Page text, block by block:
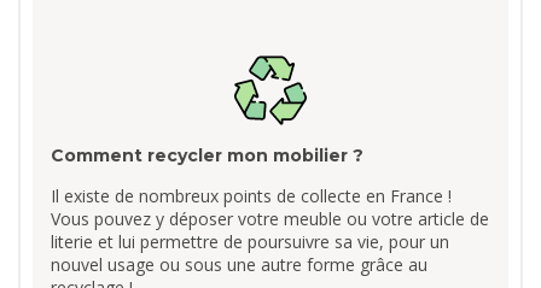
Comment recycler mon mobilier ?
Il existe de nombreux points de collecte en France !
Vous pouvez y déposer votre meuble ou votre article de
literie et lui permettre de poursuivre sa vie, pour un
nouvel usage ou sous une autre forme grâce au